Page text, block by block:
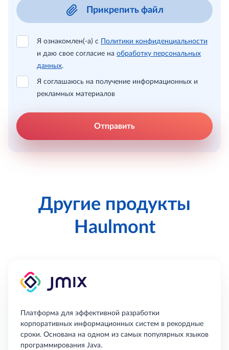
Прикрепить файл
Я ознакомлен(-а) с
Политики конфиденциальности
и даю свое согласие на обработку персональных
данных.
Я соглашаюсь на получение информационных и
рекламных материалов
Отправить
Другие продукты
Haulmont
Платформа для эффективной разработки
корпоративных информационных систем в рекордные
сроки. Основана на одном из самых популярных языков
программирования Java.